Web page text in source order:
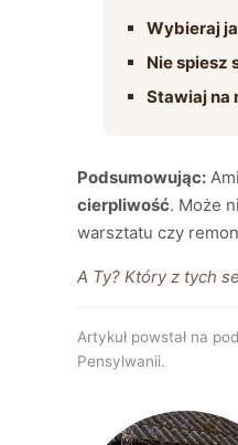
Wybieraj
Nie spiesz
Stawiaj na
Podsumowując:
cierpliwość. Może
warsztatu czy
A Ty? Który z tych
Artykuł powstał na
Pensylwanii.